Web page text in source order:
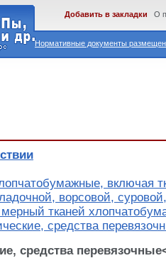
Нормативные документы
Добавить в закладки О
включая
ворсовой,
тканей
средства
средства